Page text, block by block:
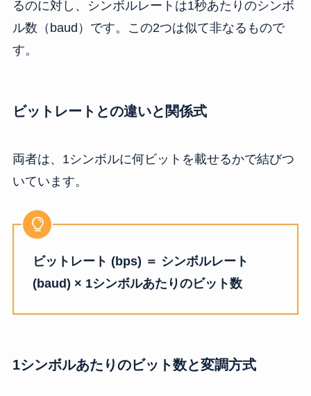
るのに対し、シンボルレートは1秒あたりのシンボ
ル数（baud）です。この2つは似て非なるもので
す。
ビットレートとの違いと関係式
両者は、1シンボルに何ビットを載せるかで結びつ
いています。
ビットレート (bps) ＝ シンボルレート
(baud) × 1シンボルあたりのビット数
1シンボルあたりのビット数と変調方式